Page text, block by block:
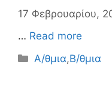
17 Φεβρουαρίου,
… Read more
Κατηγορίες
Α/θμια,Β/θμια